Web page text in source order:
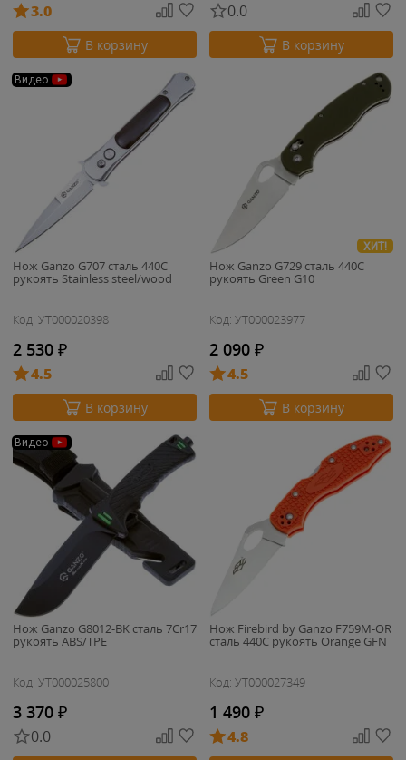
3.0
В корзину
0.0
В корзину
Видео
Нож Ganzo G707 cталь 440C
рукоять Stainless steel/wood
Код: УТ000020398
2 530 ₽
4.5
В корзину
ХИТ!
Нож Ganzo G729 cталь 440C
рукоять Green G10
Код: УТ000023977
2 090 ₽
4.5
В корзину
Видео
Нож Ganzo G8012-BK cталь 7Cr17
рукоять ABS/TPE
Код: УТ000025800
3 370 ₽
0.0
Нож Firebird by Ganzo F759M-OR
cталь 440C рукоять Orange GFN
Код: УТ000027349
1 490 ₽
4.8